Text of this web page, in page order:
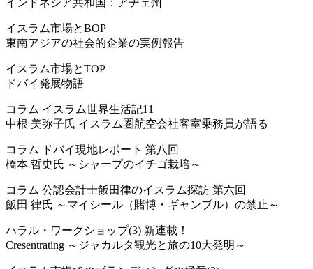
インドネシア共和国：アチェ州
イスラム市場とBOP
東南アジアの社会的企業の実例報告
イスラム市場とTOP
ドバイ発展物語
コラム イスラム世界生活記11
中根 美弥子氏 イスラム圏航空会社客室乗務員が語る
コラム ドバイ現地レポート 第八回
橋本 哲史氏 ～シャープのイチゴ栽培～
コラム 公認会計士飯田律のイスラム探訪 第六回
飯田 律氏 ～マイシール（賭博・ギャンブル）の禁止～
ハラル・ワークショップ(3) 新連載！
Cresentrating ～ジャカルタ観光と旅の10大発明～